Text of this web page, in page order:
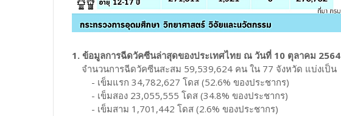
1. ข้อมูลการฉีดวัคซีนล่าสุดของประเทศไทย ณ วันที่ 10 ตุลาคม 2564
จำนวนการฉีดวัคซีนสะสม 59,539,624 คน ใน 77 จังหวัด แบ่งเป็น
- เข็มแรก 34,782,627 โดส (52.6% ของประชากร)
- เข็มสอง 23,055,555 โดส (34.8% ของประชากร)
- เข็มสาม 1,701,442 โดส (2.6% ของประชากร)